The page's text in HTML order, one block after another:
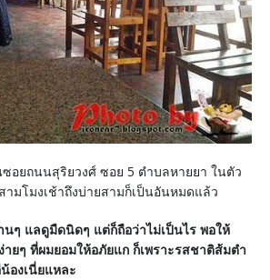
อยถนนสุริยวงศ์ ซอย 5 ตำบลหายยา ในตัว
ามโมงเช้าถึงบ่ายสามก็เป็นอันหมดแล้ว
ๆ แลดูมืดนิดๆ แต่ก็ถือว่าไม่เป็นไร พอให้
ยๆ ที่ผมยอมให้อภัยแก ก็เพราะรสชาติส้มตำ
องเนี่ยแหละ